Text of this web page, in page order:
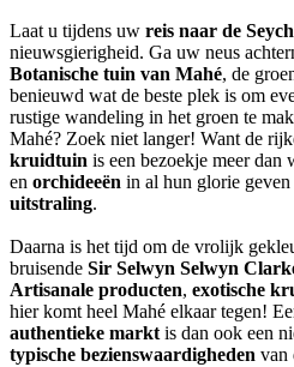
Laat u tijdens uw reis naar de
nieuwsgierigheid. Ga uw neus
Botanische tuin van Mahé, de
benieuwd wat de beste plek is om
rustige wandeling in het groen te
Mahé? Zoek niet langer! Want de
kruidtuin is een bezoekje meer dan
en orchideeën in al hun glorie geven
uitstraling.
Daarna is het tijd om de vrolijk
bruisende Sir Selwyn Selwyn
Artisanale producten, exotische
hier komt heel Mahé elkaar tegen!
authentieke markt is dan ook een
typische bezienswaardigheden van